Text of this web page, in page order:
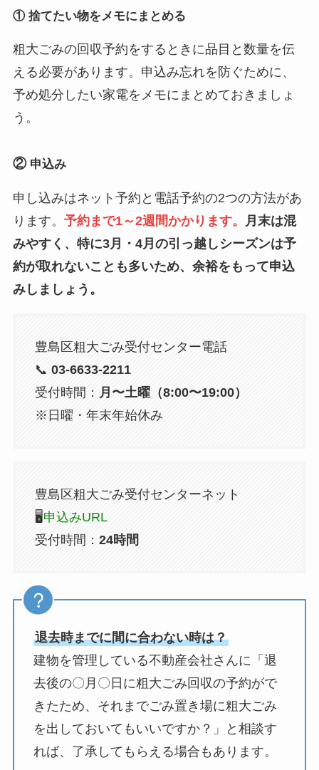
長崎 ６丁目 第1・3月
西池袋
１丁目１番～
第2・4木
６番～３０
４４番
西池袋
１丁目２１番
第2・4月
西池袋
３丁目１番～
１９番・21番
１３号・３３
番～３６番
１番１３号以
西池袋
5丁目1番・４
い）
西池袋
5丁目2番・3
番・4番（要町
通り沿い以
外）・5番・8
番（要町通り
沿い以外）・9
第2・4金
① 捨てたい物をメモにまとめる
粗大ごみの回収予約をするときに品目と数量を伝
える必要があります。申込み忘れを防ぐために、
予め処分したい家電をメモにまとめておきましょ
う。
② 申込み
申し込みはネット予約と電話予約の2つの方法があ
ります。 予約まで1～2週間かかります。
月末は混
みやすく、特に3月・4月の引っ越しシーズンは予
約が取れないことも多いため、余裕をもって申込
みしましょう。
豊島区粗大ごみ受付センター電話
📞 03-6633-2211
受付時間： 月〜土曜（8:00〜19:00）
※日曜・年末年始休み
豊島区粗大ごみ受付センターネット
🖥️申込みURL
受付時間： 24時間
退去時までに間に合わない時は？
建物を管理している不動産会社さんに「退
去後の〇月〇日に粗大ごみ回収の予約がで
きたため、それまでごみ置き場に粗大ごみ
を出しておいてもいいですか？」と相談す
れば、了承してもらえる場合もあります。